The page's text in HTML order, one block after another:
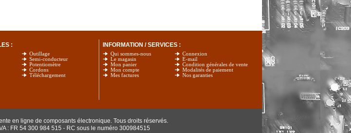
:
Outillage
Semi-conducteur
Potentiomètre
Cordons
Téléchargement
INFORMATION / SERVICES :
Qui sommes-nous
Le magasin
Mon panier
Mon compte
Mes factures
Connexion
E-mail
Condition générales de vente
Modalités de paiement
Nos garanties
en ligne de composants électronique. Tous droits réservés.
: FR 54 300 984 515 - RC sous le numéro 300984515